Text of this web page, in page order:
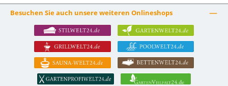
Besuchen Sie auch unsere weiteren Onlineshops